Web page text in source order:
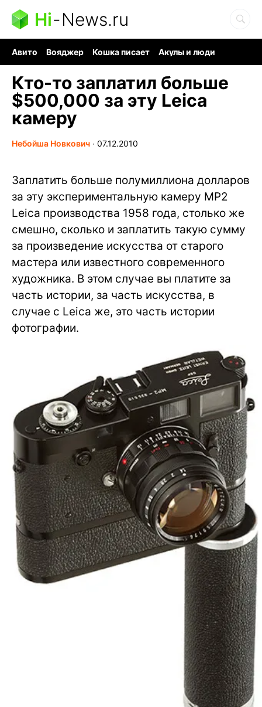
Hi-News.ru
Авито Вояджер Кошка писает
Акулы и люди
Кто-то заплатил больше
$500,000 за эту Leica
камеру
Небойша Новкович ∙ 07.12.2010
Заплатить больше полумиллиона долларов
за эту экспериментальную камеру MP2
Leica производства 1958 года, столько же
смешно, сколько и заплатить такую сумму
за произведение искусства от старого
мастера или известного современного
художника. В этом случае вы платите за
часть истории, за часть искусства, в
случае с Leica же, это часть истории
фотографии.